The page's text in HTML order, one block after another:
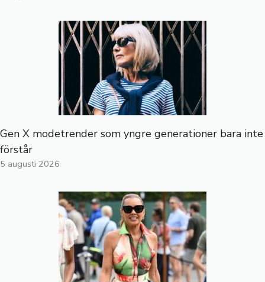
Gen X modetrender som yngre generationer bara inte
förstår
5 augusti 2026